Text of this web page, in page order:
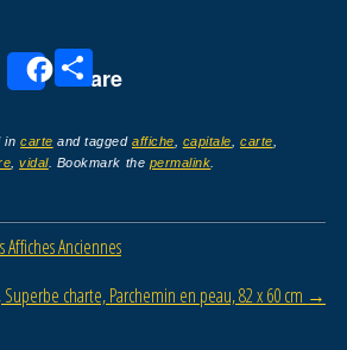
E
Share
P
ta
g
er
incarte and tagged affiche capitale carte
,vidal. Bookmark the permalink
Affiches Anciennes
Superbe charte, Parchemin en peau, 82 x 60 cm →